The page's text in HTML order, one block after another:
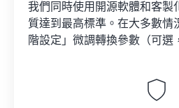
我們同時使用開源軟體和客製
質達到最高標準。在大多數情
階設定」微調轉換參數（可選